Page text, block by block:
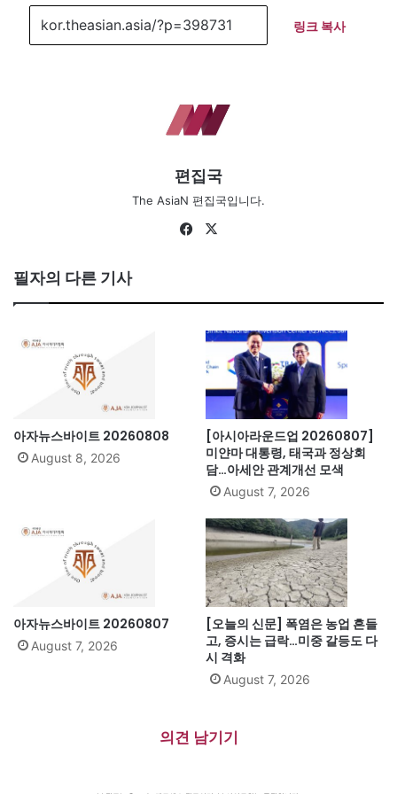
링크 복사
편집국
The AsiaN 편집국입니다.
Facebook
필자의 다른 기사
아자뉴스바이트 20260808
August 8, 2026
[아시아라운드업 20260807]
미얀마 대통령, 태국과 정상회
담…아세안 관계개선 모색
August 7, 2026
아자뉴스바이트 20260807
August 7, 2026
[오늘의 신문] 폭염은 농업 흔들
고, 증시는 급락…미중 갈등도 다
시 격화
August 7, 2026
의견 남기기